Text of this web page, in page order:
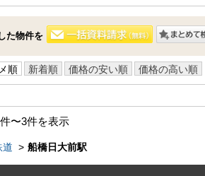
た物件を
順 新着順 価格の安い順 価格の高い順
〜3件を表示
道 船橋日大前駅